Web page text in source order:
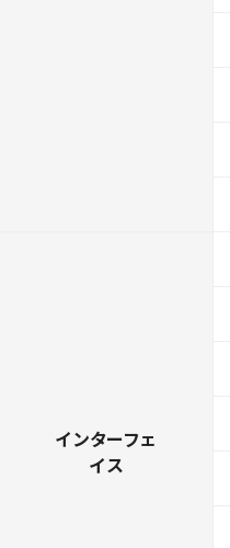
インターフェ
イス